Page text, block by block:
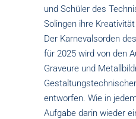
und Schüler des
Solingen ihre
Der Karnevalsorden
für 2025 wird von den
Graveure und
entworfen. Wie in
Aufgabe darin wieder